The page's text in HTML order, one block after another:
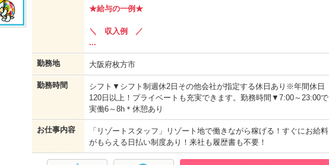
★給与の一例★
＼ 収入例 ／
...
勤務地 大阪府枚方市
勤務時間
シフト▼シフト制週休2日その他会社が指定する休日あり※年間休日
120日以上！プライベートも充実できます。勤務時間▼7:00～23:00で
実働6～8h＊休憩あり
お仕事内容
「リゾートスタッフ」リゾート地で働きながら稼げる！すぐにお給料
がもらえる日払い制度あり！来社も履歴書も不要！